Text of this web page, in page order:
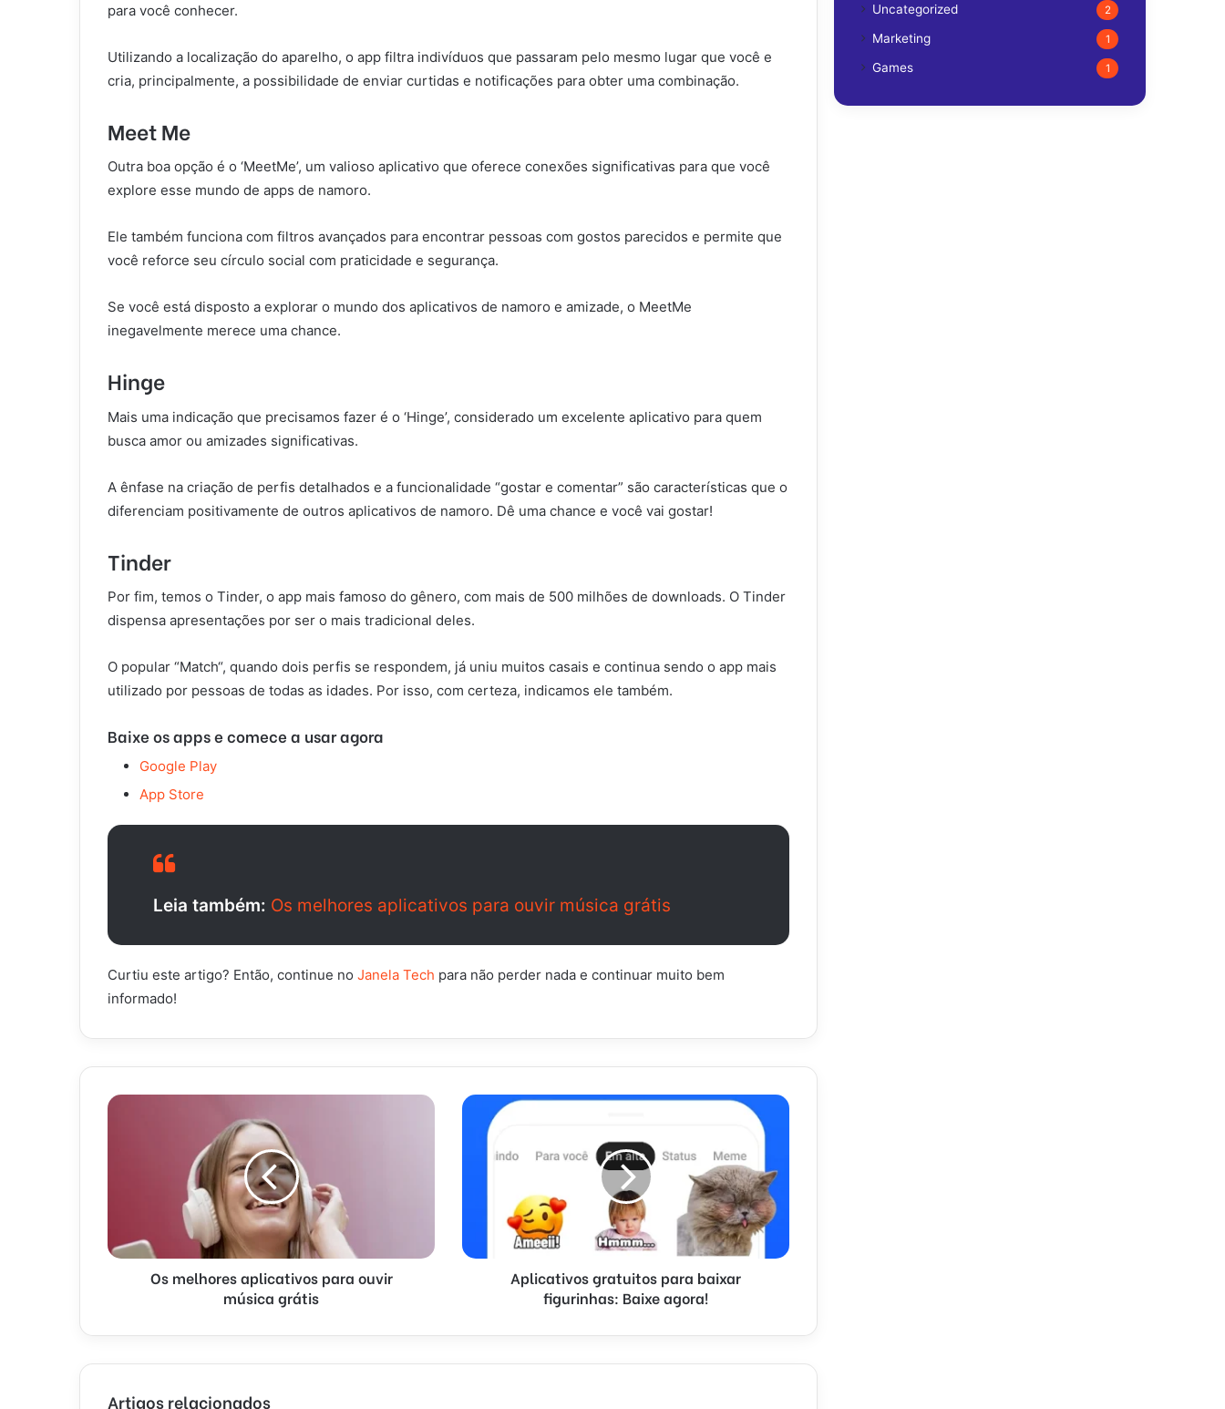
para você conhecer.
Utilizando a localização do aparelho, o app filtra indivíduos que passaram pelo mesmo lugar que você e
cria, principalmente, a possibilidade de enviar curtidas e notificações para obter uma combinação.
Meet Me
Outra boa opção é o ‘MeetMe’, um valioso aplicativo que oferece conexões significativas para que você
explore esse mundo de apps de namoro.
Ele também funciona com filtros avançados para encontrar pessoas com gostos parecidos e permite que
você reforce seu círculo social com praticidade e segurança.
Se você está disposto a explorar o mundo dos aplicativos de namoro e amizade, o MeetMe
inegavelmente merece uma chance.
Hinge
Mais uma indicação que precisamos fazer é o ‘Hinge’, considerado um excelente aplicativo para quem
busca amor ou amizades significativas.
A ênfase na criação de perfis detalhados e a funcionalidade “gostar e comentar” são características que o
diferenciam positivamente de outros aplicativos de namoro. Dê uma chance e você vai gostar!
Tinder
Por fim, temos o Tinder, o app mais famoso do gênero, com mais de 500 milhões de downloads. O Tinder
dispensa apresentações por ser o mais tradicional deles.
O popular “Match“, quando dois perfis se respondem, já uniu muitos casais e continua sendo o app mais
utilizado por pessoas de todas as idades. Por isso, com certeza, indicamos ele também.
Baixe os apps e comece a usar agora
Google Play
App Store
Leia também: Os melhores aplicativos para ouvir música grátis
Curtiu este artigo? Então, continue no Janela Tech para não perder nada e continuar muito bem
informado!
Os melhores aplicativos para ouvir
música grátis
Aplicativos gratuitos para baixar
figurinhas: Baixe agora!
Artigos relacionados
Uncategorized 2
Marketing 1
Games 1